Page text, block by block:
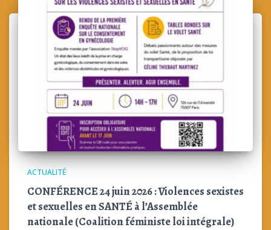
ACTUALITÉ
CONFÉRENCE 24 juin 2026 : Violences sexistes
et sexuelles en SANTÉ à l’Assemblée
nationale (Coalition féministe loi intégrale)